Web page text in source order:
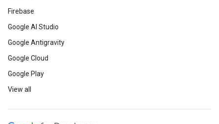
Firebase
Google AI Studio
Google Antigravity
Google Cloud
Google Play
View all